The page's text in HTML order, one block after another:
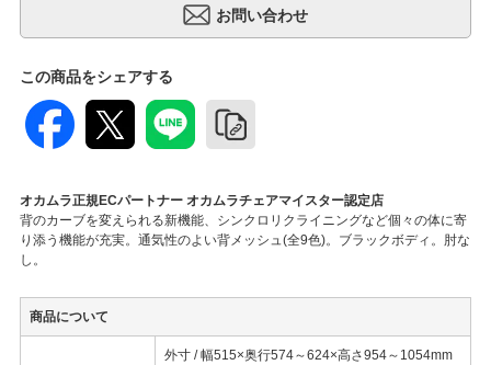
この商品をシェアする
オカムラ正規ECパートナー オカムラチェアマイスター認定店
背のカーブを変えられる新機能、シンクロリクライニングなど個々の体に寄
り添う機能が充実。通気性のよい背メッシュ(全9色)。ブラックボディ。肘な
し。
商品について
外寸 / 幅515×奥行574～624×高さ954～1054mm